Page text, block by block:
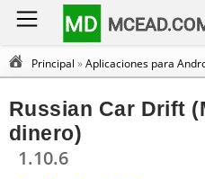
MD
Principal »Aplicaciones para
Russian Car Drift
dinero)
1.10.6